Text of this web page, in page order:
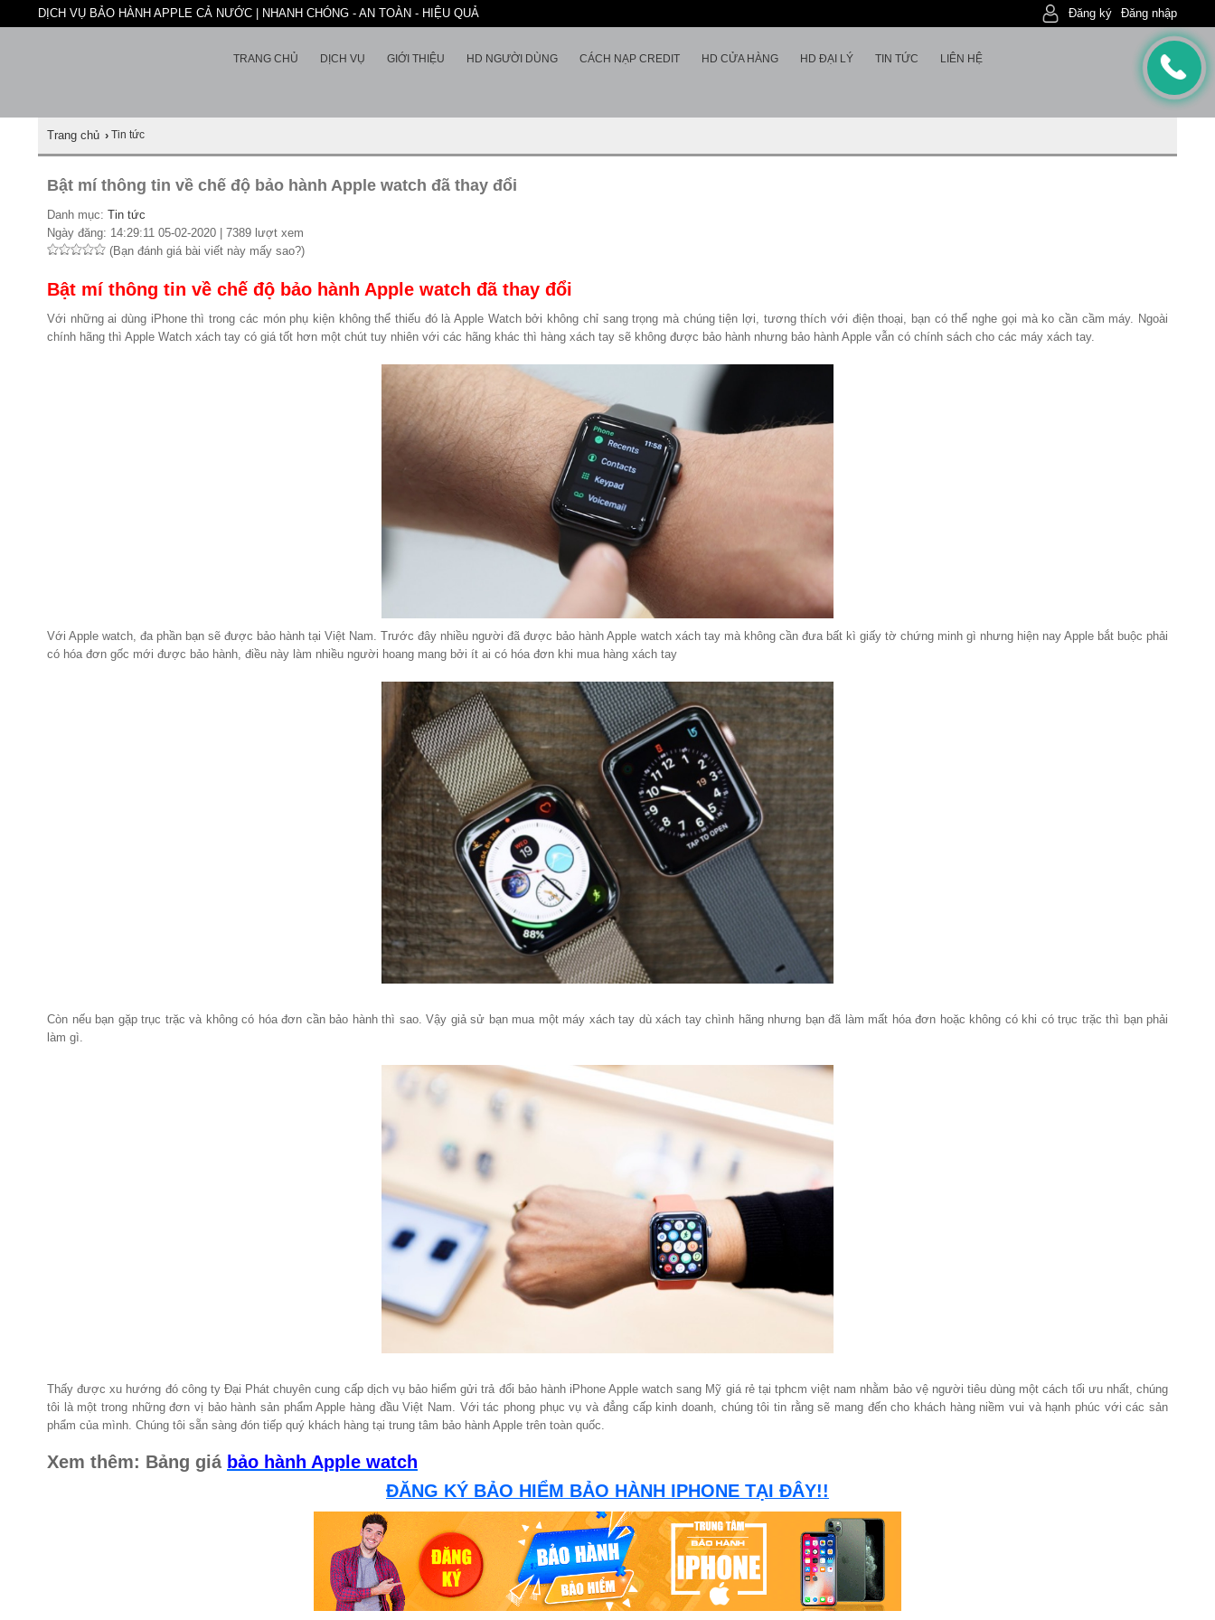
DỊCH VỤ BẢO HÀNH APPLE CẢ NƯỚC | NHANH CHÓNG - AN TOÀN - HIỆU QUẢ Đăng nhập
Đăng ký
TRANG CHỦ DỊCH VỤ GIỚI THIỆU HD NGƯỜI DÙNG CÁCH NẠP CREDIT HD CỬA HÀNG HD ĐẠI LÝ TIN TỨC LIÊN HỆ
Trang chủ › Tin tức
Bật mí thông tin về chế độ bảo hành Apple watch đã thay đổi
Danh mục: Tin tức
Ngày đăng: 14:29:11 05-02-2020 | 7389 lượt xem
(Bạn đánh giá bài viết này mấy sao?)
Bật mí thông tin về chế độ bảo hành Apple watch đã thay đổi
Với những ai dùng iPhone thì trong các món phụ kiện không thể thiếu đó là Apple Watch bởi không chỉ sang trọng mà chúng tiện lợi, tương thích với điện thoại, bạn có thể nghe gọi mà ko cần cầm máy. Ngoài
chính hãng thì Apple Watch xách tay có giá tốt hơn một chút tuy nhiên với các hãng khác thì hàng xách tay sẽ không được bảo hành nhưng bảo hành Apple vẫn có chính sách cho các máy xách tay.
Với Apple watch, đa phần bạn sẽ được bảo hành tại Việt Nam. Trước đây nhiều người đã được bảo hành Apple watch xách tay mà không cần đưa bất kì giấy tờ chứng minh gì nhưng hiện nay Apple bắt buộc phải
có hóa đơn gốc mới được bảo hành, điều này làm nhiều người hoang mang bởi ít ai có hóa đơn khi mua hàng xách tay
Còn nếu bạn gặp trục trặc và không có hóa đơn cần bảo hành thì sao. Vậy giả sử bạn mua một máy xách tay dù xách tay chình hãng nhưng bạn đã làm mất hóa đơn hoặc không có khi có trục trặc thì bạn phải
làm gì.
Thấy được xu hướng đó công ty Đại Phát chuyên cung cấp dịch vụ bảo hiểm gửi trả đổi bảo hành iPhone Apple watch sang Mỹ giá rẻ tại tphcm việt nam nhằm bảo vệ người tiêu dùng một cách tối ưu nhất, chúng
tôi là một trong những đơn vị bảo hành sản phẩm Apple hàng đầu Việt Nam. Với tác phong phục vụ và đẳng cấp kinh doanh, chúng tôi tin rằng sẽ mang đến cho khách hàng niềm vui và hạnh phúc với các sản
phẩm của mình. Chúng tôi sẵn sàng đón tiếp quý khách hàng tại trung tâm bảo hành Apple trên toàn quốc.
Xem thêm: Bảng giá bảo hành Apple watch
ĐĂNG KÝ BẢO HIỂM BẢO HÀNH IPHONE TẠI ĐÂY!!